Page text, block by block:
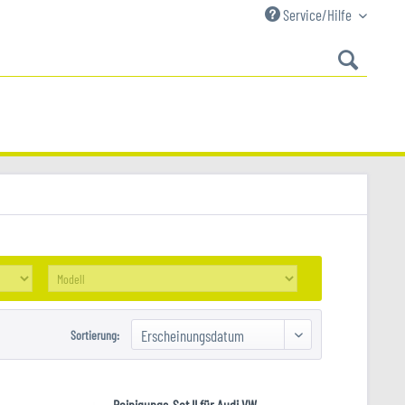
Service/Hilfe
Sortierung: